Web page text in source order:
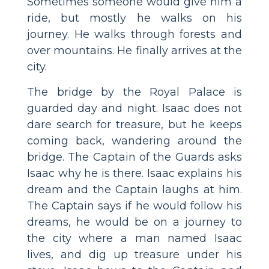
ride, but mostly he walks on his
journey. He walks through forests and
over mountains. He finally arrives at the
city.
The bridge by the Royal Palace is
guarded day and night. Isaac does not
dare search for treasure, but he keeps
coming back, wandering around the
bridge. The Captain of the Guards asks
Isaac why he is there. Isaac explains his
dream and the Captain laughs at him.
The Captain says if he would follow his
dreams, he would be on a journey to
the city where a man named Isaac
lives, and dig up treasure under his